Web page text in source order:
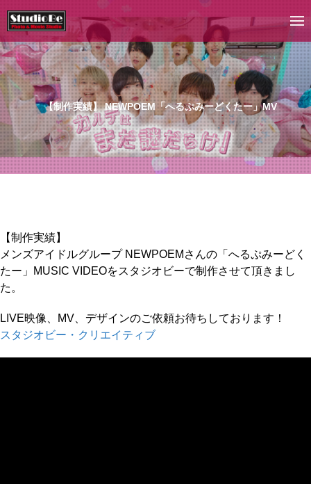
【制作実績】 NEWPOEM「へるぷみーどくたー」MV
【制作実績】
メンズアイドルグループ NEWPOEMさんの「へるぷみーどく
たー」MUSIC VIDEOをスタジオビーで制作させて頂きまし
た。
LIVE映像、MV、デザインのご依頼お待ちしております！
スタジオビー・クリエイティブ